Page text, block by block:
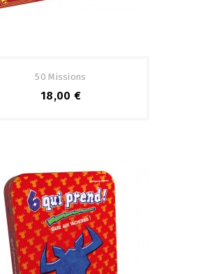
50 Missions
18,00 €